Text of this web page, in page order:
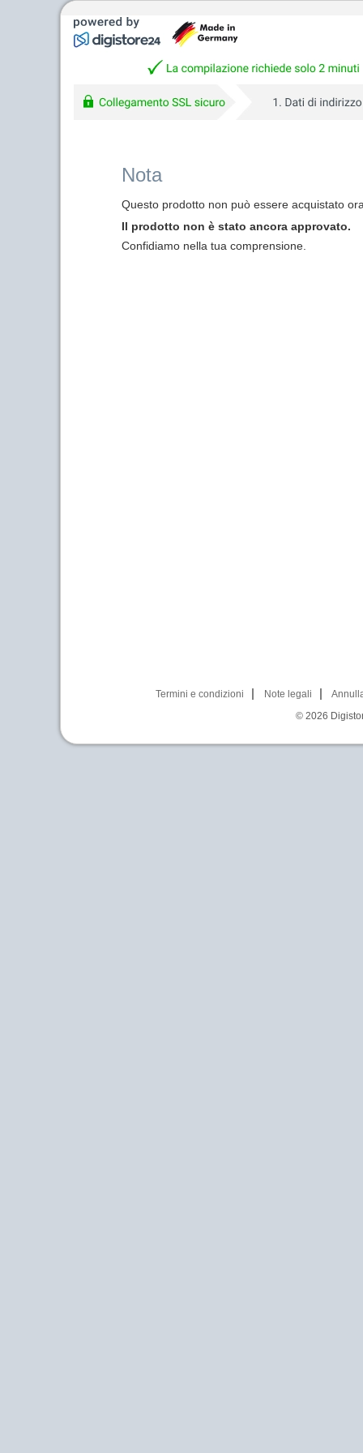
Nota
Questo prodotto non può essere acquistato
Il prodotto non è stato ancora approvato.
Confidiamo nella tua comprensione.
Termini e condizioni Note legali
© 2026